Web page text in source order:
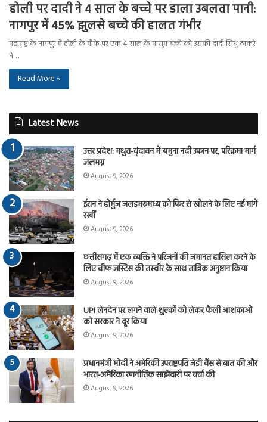
होली पर दादी ने 4 साल के बच्चे पर डाला उबलता पानी:
नागपुर में 45% झुलसे बच्चे की हालत गंभीर
महाराष्ट्र के नागपुर में होली के मौके पर एक 4 साल के मासूम बच्चे को उसकी दादी सिंधु ठाकरे
ने…
Read More »
Latest News
उत्तर प्रदेश: मथुरा-वृंदावन में यमुना नदी उफान पर, परिक्रमा मार्ग
जलमग्न
August 9, 2026
ईरान ने होर्मुज जलडमरूमध्य को फिर से खोलने के लिए नई मांगें
रखीं
August 9, 2026
छत्तीसगढ़ में एक व्यक्ति ने परिजनों की जमानत हासिल करने के
लिए चीफ जस्टिस की तस्वीर के साथ तांत्रिक अनुष्ठान किया
August 9, 2026
UPI लेनदेन पर लगने वाले शुल्कों को लेकर फैली आशंकाओं
को सरकार ने दूर किया
August 9, 2026
प्रधानमंत्री मोदी ने अमेरिकी उपराष्ट्रपति जेडी वैंस से बात की और
भारत-अमेरिका रणनीतिक साझेदारी पर चर्चा की
August 9, 2026